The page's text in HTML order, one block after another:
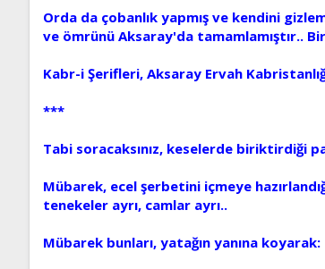
Orda da çobanlık yapmış ve kendini
ve ömrünü Aksaray'da tamamlamıştır..
Kabr-i Şerifleri, Aksaray Ervah
***
Tabi soracaksınız, keselerde biriktirdiği
Mübarek, ecel şerbetini içmeye
tenekeler ayrı, camlar ayrı..
Mübarek bunları, yatağın yanına koyarak: